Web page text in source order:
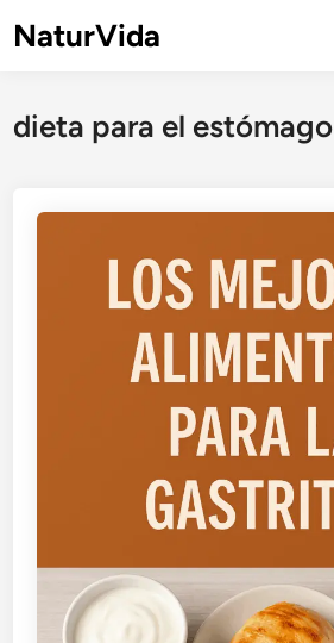
NaturVida
dieta para el estómago